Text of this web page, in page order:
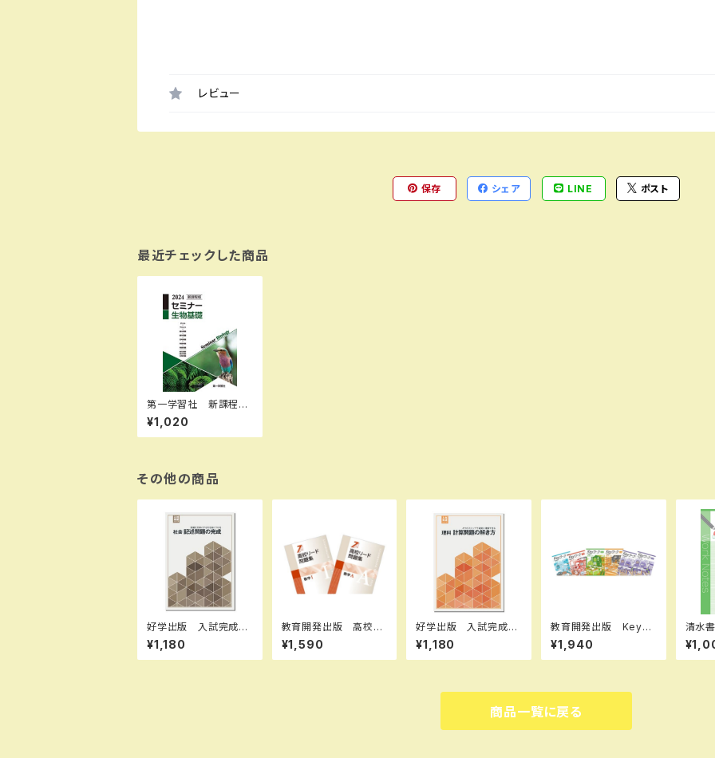
レビュー
保存 シェア LINE ポスト
最近チェックした商品
第一学習社 新課程
版 セミナー生物基
礎 2024年度版 新
品 問題集本体のみ
SBN-10：B0D9FSFW
TM SKU：0040019
92
¥1,020
その他の商品
好学出版 入試完成シ
リーズ 社会 記述問
題の完成 2026年度
版 新品完全セット I
¥1,180
教育開発出版 高校リ
ード問題集 数学 I , A
2026年度版 各科
目（選択ください） 新
¥1,590
好学出版 入試完成シ
リーズ 理科 計算問
題の解き方 2026年
度版 新品完全セッ
¥1,180
教育開発出版 Keyワ
ーク（キーワーク）＋ K
eyテスト（キーテスト）2
冊セット 地理 I,II 歴
し
¥1,940
清水
改訂
合 ワ
35-
商品一覧に戻る